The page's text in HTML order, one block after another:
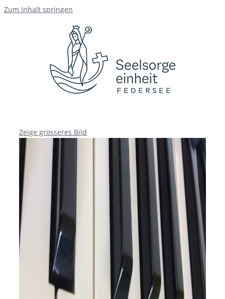
Zum Inhalt springen
Zeige grösseres Bild